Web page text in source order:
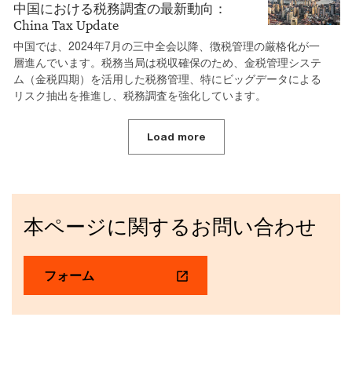
中国における税務調査の最新動向：
China Tax Update
中国では、2024年7月の三中全会以降、徴税管理の厳格化が一
層進んでいます。税務当局は税収確保のため、金税管理システ
ム（金税四期）を活用した税務管理、特にビッグデータによる
リスク抽出を推進し、税務調査を強化しています。
Load more
本ページに関するお問い合わせ
フォーム